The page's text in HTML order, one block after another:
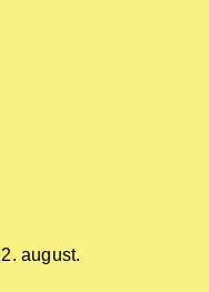
august.